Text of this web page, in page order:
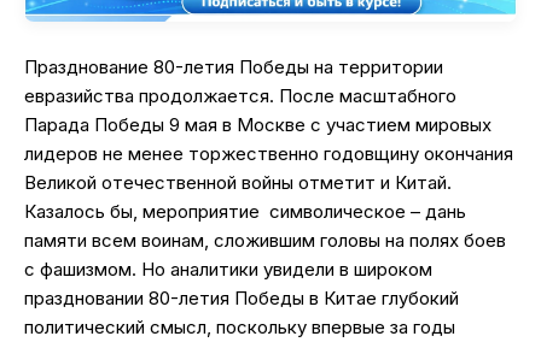
Празднование 80-летия Победы на территории
евразийства продолжается. После масштабного
Парада Победы 9 мая в Москве с участием мировых
лидеров не менее торжественно годовщину окончания
Великой отечественной войны отметит и Китай.
Казалось бы, мероприятие символическое – дань
памяти всем воинам, сложившим головы на полях боев
с фашизмом. Но аналитики увидели в широком
праздновании 80-летия Победы в Китае глубокий
политический смысл, поскольку впервые за годы